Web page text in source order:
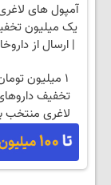
آمپول های
یک میلیون
| ارسال از
۱ میلیون
تخفیف
لاغری منتخب
ارسال از داروخانه
نزدیکت